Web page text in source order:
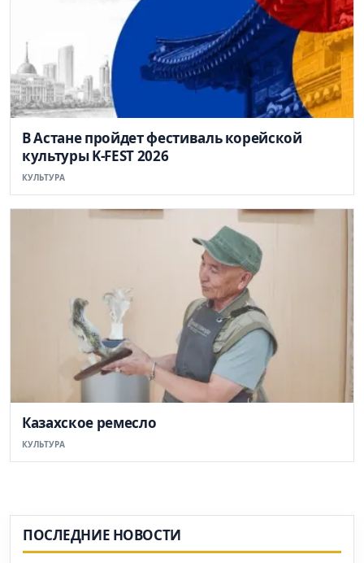
В Астане пройдет фестиваль корейской
культуры K-FEST 2026
КУЛЬТУРА
Казахское ремесло
КУЛЬТУРА
ПОСЛЕДНИЕ НОВОСТИ